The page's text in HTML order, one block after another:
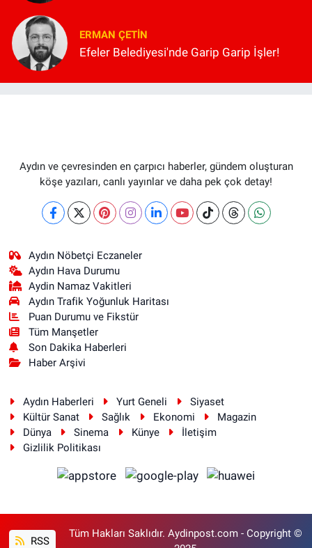
ERMAN ÇETIN
Efeler Belediyesi'nde Garip Garip İşler!
Aydın ve çevresinden en çarpıcı haberler, gündem oluşturan
köşe yazıları, canlı yayınlar ve daha pek çok detay!
Aydın Nöbetçi Eczaneler
Aydın Hava Durumu
Aydin Namaz Vakitleri
Aydın Trafik Yoğunluk Haritası
Puan Durumu ve Fikstür
Tüm Manşetler
Son Dakika Haberleri
Haber Arşivi
Aydın Haberleri Yurt Geneli
Siyaset
Kültür Sanat
Sağlık Ekonomi
Magazin
Dünya
Sinema Künye
İletişim
Gizlilik Politikası
RSS
Tüm Hakları Saklıdır. Aydinpost.com - Copyright ©